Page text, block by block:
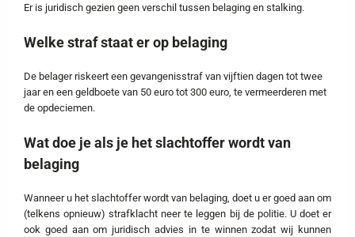
Er is juridisch gezien geen verschil tussen belaging en stalking.
Welke straf staat er op belaging
De belager riskeert een gevangenisstraf van vijftien dagen tot twee
jaar en een geldboete van 50 euro tot 300 euro, te vermeerderen met
de opdeciemen.
Wat doe je als je het slachtoffer wordt van
belaging
Wanneer u het slachtoffer wordt van belaging, doet u er goed aan om
(telkens opnieuw) strafklacht neer te leggen bij de politie. U doet er
ook goed aan om juridisch advies in te winnen zodat wij kunnen